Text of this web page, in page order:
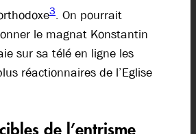
3. On pourrait
le magnat Konstantin
sur sa télé en ligne les
réactionnaires de l’Eglise
de l’entrisme